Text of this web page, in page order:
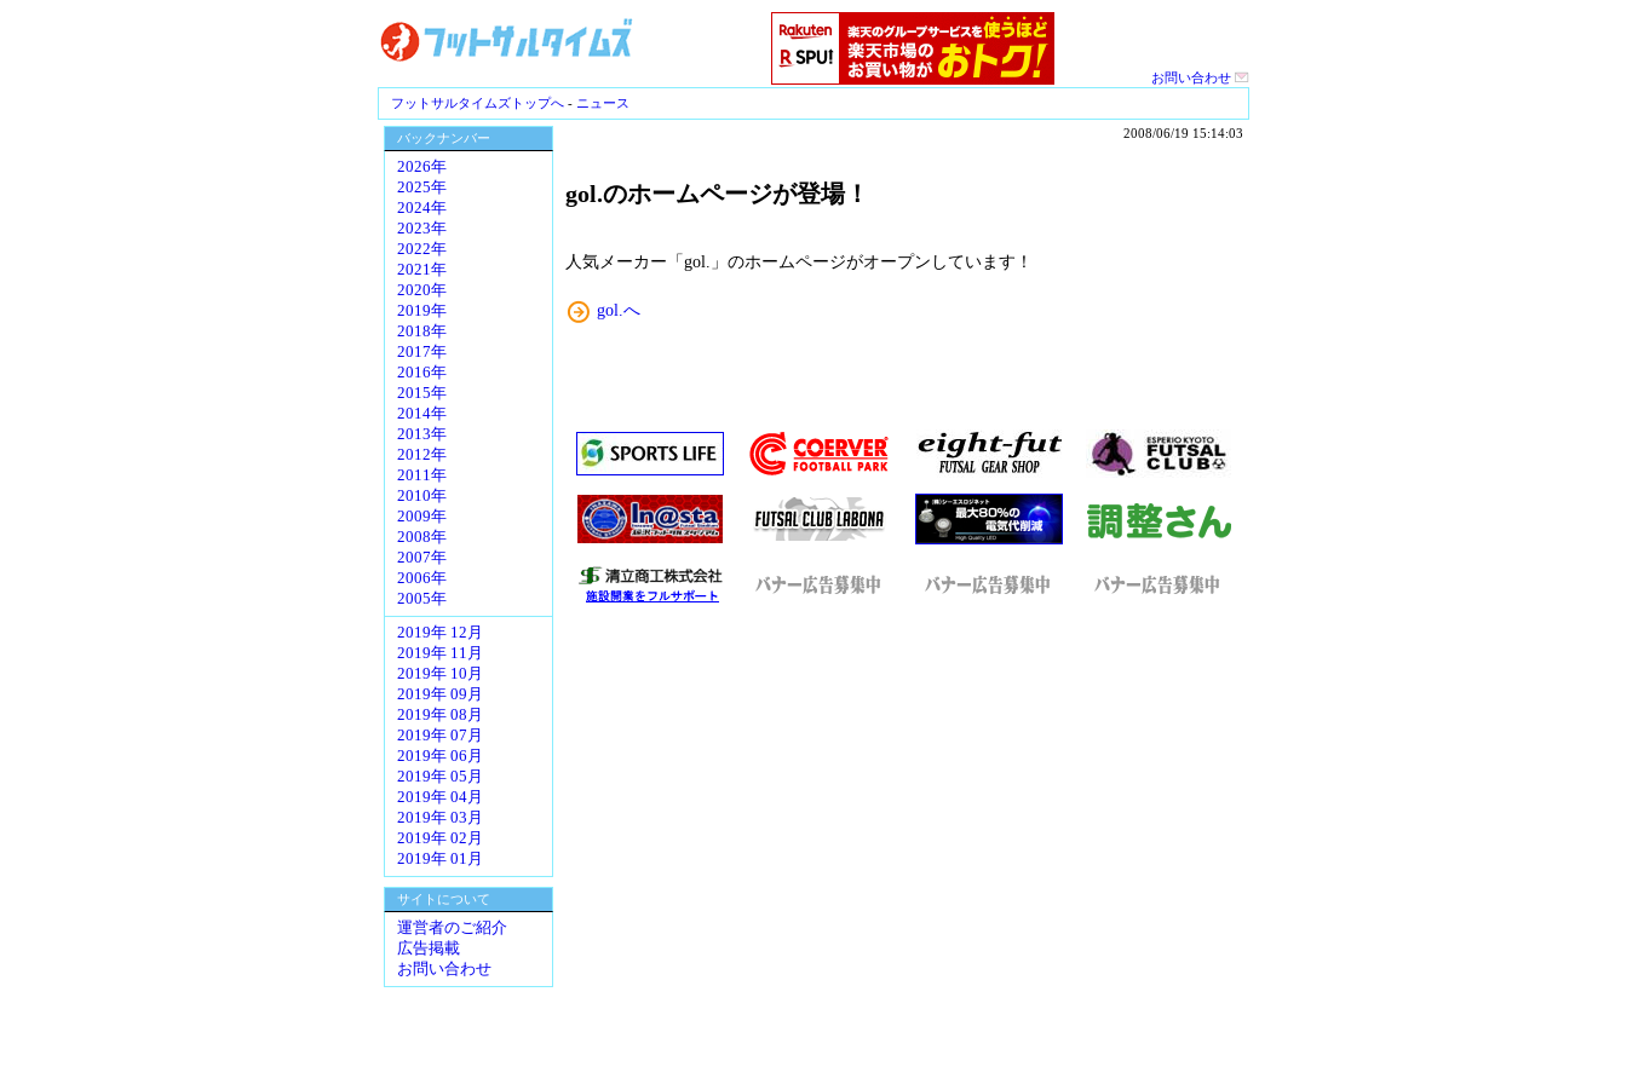
お問い合わせ
フットサルタイムズトップへ - ニュース
バックナンバー
2026年
2025年
2024年
2023年
2022年
2021年
2020年
2019年
2018年
2017年
2016年
2015年
2014年
2013年
2012年
2011年
2010年
2009年
2008年
2007年
2006年
2005年
2019年 12月
2019年 11月
2019年 10月
2019年 09月
2019年 08月
2019年 07月
2019年 06月
2019年 05月
2019年 04月
2019年 03月
2019年 02月
2019年 01月
サイトについて
運営者のご紹介
広告掲載
お問い合わせ
2008/06/19 15:14:03
gol.のホームページが登場！
人気メーカー「gol.」のホームページがオープンしています！
gol.へ